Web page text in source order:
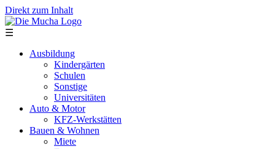
Direkt zum Inhalt
☰
Ausbildung
Kindergärten
Schulen
Sonstige
Universitäten
Auto & Motor
KFZ-Werkstätten
Bauen & Wohnen
Miete